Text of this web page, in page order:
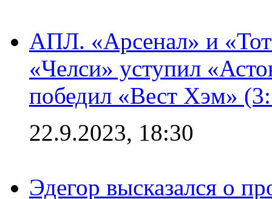
АПЛ. «Арсенал» и
«Челси» уступил
победил «Вест Хэм»
22.9.2023, 18:30
Эдегор высказался о